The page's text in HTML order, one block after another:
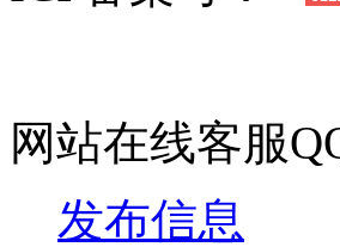
网站在线客服
发布信息